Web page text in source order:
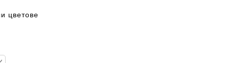
цветове